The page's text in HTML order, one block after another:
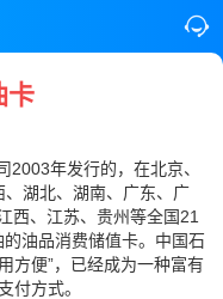
卡
年发行的，在北京、
、湖北、湖南、广东、广
西、江苏、贵州等全国21
油品消费储值卡。中国石
方便”，已经成为一种富有
付方式。